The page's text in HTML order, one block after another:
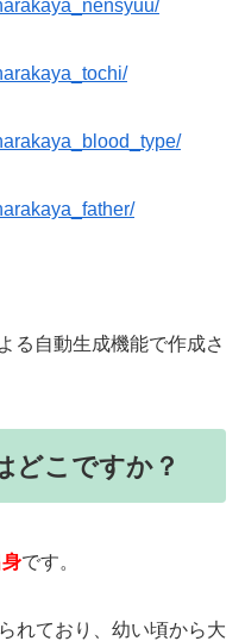
る自動生成機能で作成さ
どこですか？
です。
れており、幼い頃から大